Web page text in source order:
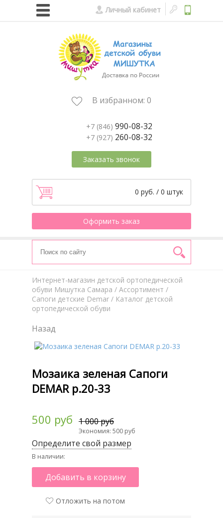
Личный кабинет
В избранном: 0
+7 (846) 990-08-32
+7 (927) 260-08-32
Заказать звонок
0 руб. / 0 штук
Оформить заказ
Интернет-магазин детской ортопедической
обуви Мишутка Самара / Aссортимент /
Сапоги детские Demar / Каталог детской
ортопедической обуви
Назад
Мозаика зеленая Сапоги
DEMAR р.20-33
500 руб 1 000 руб
Экономия: 500 руб
Определите свой размер
В наличии:
Добавить в корзину
Отложить на потом